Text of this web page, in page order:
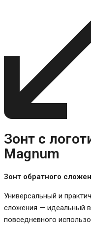
Зонт с
Magnum
Зонт обратного
Универсальный и
сложения — идеальный
повседневного